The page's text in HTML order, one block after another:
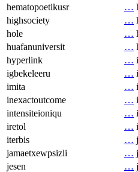
hematopoetikusr
…
highsociety
…
hole
…
huafanuniversit
…
hyperlink
…
igbekeleeru
…
imita
…
inexactoutcome
…
intensiteioniqu
…
iretol
…
iterbis
…
jamaetxewpsizli
…
jesen
…